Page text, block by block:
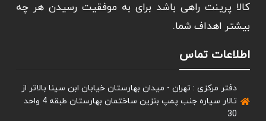
کالا پرینت راهی باشد برای به موفقیت رسیدن هر چه
بیشتر اهداف شما.
اطلاعات تماس
دفتر مرکزی : تهران - میدان بهارستان خیابان ابن سینا بالاتر از
تالار سیاره جنب پمپ بنزین ساختمان بهارستان طبقه 4 واحد
30